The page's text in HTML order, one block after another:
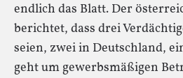
endlich das Blatt. Der
berichtet, dass drei
seien, zwei in Deutschland,
geht um gewerbsmäßigen